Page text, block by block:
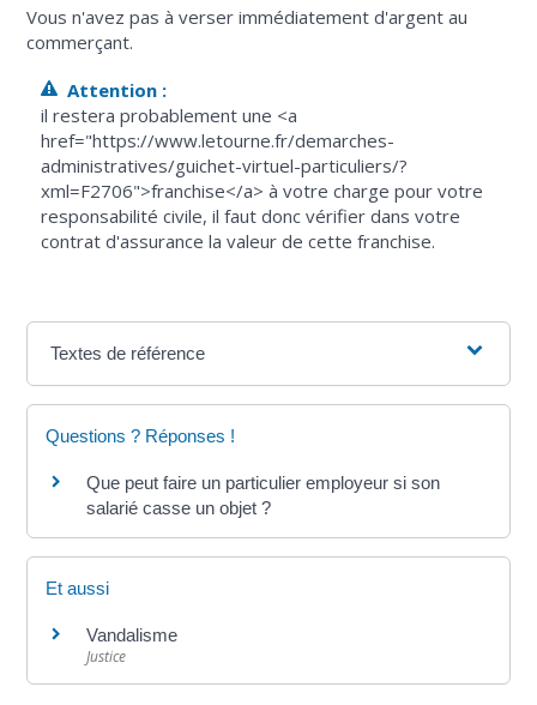
Vous n'avez pas à verser immédiatement d'argent au
commerçant.
Attention :
il restera probablement une <a
href="https://www.letourne.fr/demarches-
administratives/guichet-virtuel-particuliers/?
xml=F2706">franchise</a> à votre charge pour votre
responsabilité civile, il faut donc vérifier dans votre
contrat d'assurance la valeur de cette franchise.
Textes de référence
Questions ? Réponses !
Que peut faire un particulier employeur si son
salarié casse un objet ?
Et aussi
Vandalisme
Justice